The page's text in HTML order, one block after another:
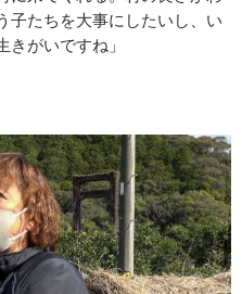
子たちを大事にしたいし、い
がいですね」